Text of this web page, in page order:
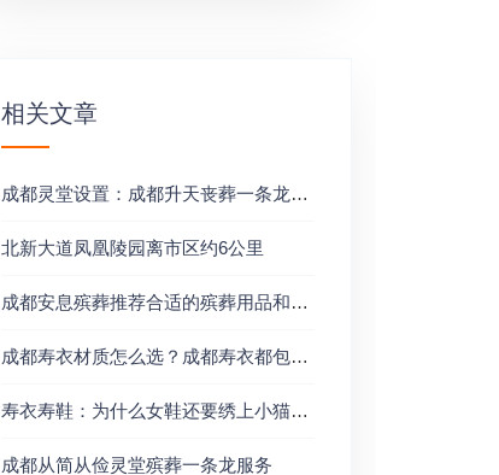
相关文章
成都灵堂设置：成都升天丧葬一条龙服务
北新大道凤凰陵园离市区约6公里
成都安息殡葬推荐合适的殡葬用品和丧葬流程
成都寿衣材质怎么选？成都寿衣都包含哪些东西？
寿衣寿鞋：为什么女鞋还要绣上小猫小鹅？
成都从简从俭灵堂殡葬一条龙服务